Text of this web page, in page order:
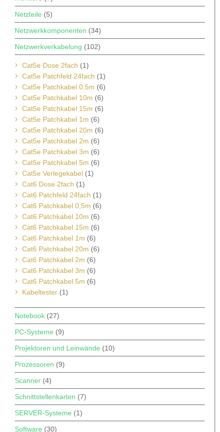
Netzteile (5)
Netzwerkkomponenten (34)
Netzwerkverkabelung (102)
Cat5e Dose 2fach (1)
Cat5e Patchfeld 24fach (1)
Cat5e Patchkabel 0,5m (6)
Cat5e Patchkabel 10m (6)
Cat5e Patchkabel 15m (6)
Cat5e Patchkabel 1m (6)
Cat5e Patchkabel 20m (6)
Cat5e Patchkabel 2m (6)
Cat5e Patchkabel 3m (6)
Cat5e Patchkabel 5m (6)
Cat5e Verlegekabel (1)
Cat6 Dose 2fach (1)
Cat6 Patchfeld 24fach (1)
Cat6 Patchkabel 0,5m (6)
Cat6 Patchkabel 10m (6)
Cat6 Patchkabel 15m (6)
Cat6 Patchkabel 1m (6)
Cat6 Patchkabel 20m (6)
Cat6 Patchkabel 2m (6)
Cat6 Patchkabel 3m (6)
Cat6 Patchkabel 5m (6)
Kabeltester (1)
Notebook (27)
PC-Systeme (9)
Projektoren und Leinwände (10)
Prozessoren (9)
Scanner (4)
Schnittstellenkarten (7)
SERVER-Systeme (1)
Software (30)